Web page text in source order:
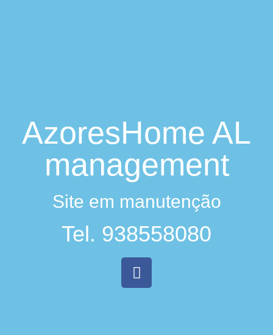
AzoresHome AL
management
Site em manutenção
Tel. 938558080